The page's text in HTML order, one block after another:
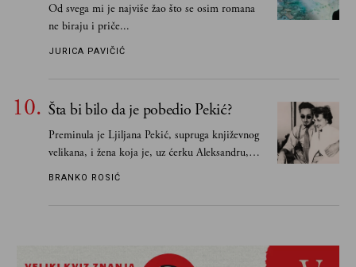
Od svega mi je najviše žao što se osim romana
ne biraju i priče...
JURICA PAVIČIĆ
Šta bi bilo da je pobedio Pekić?
Preminula je Ljiljana Pekić, supruga književnog
velikana, i žena koja je, uz ćerku Aleksandru,
vodila računa o zaostavštini pisca. Ovu priču o
BRANKO ROSIĆ